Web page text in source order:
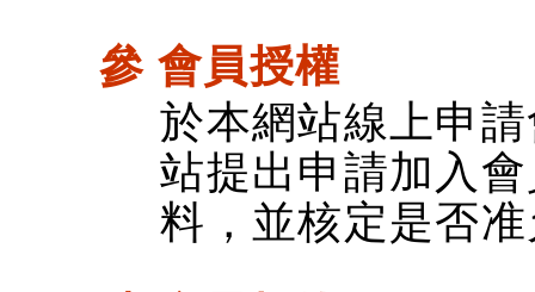
參 會員授權
於本網站線上申
站提出申請加入
料，並核定是否